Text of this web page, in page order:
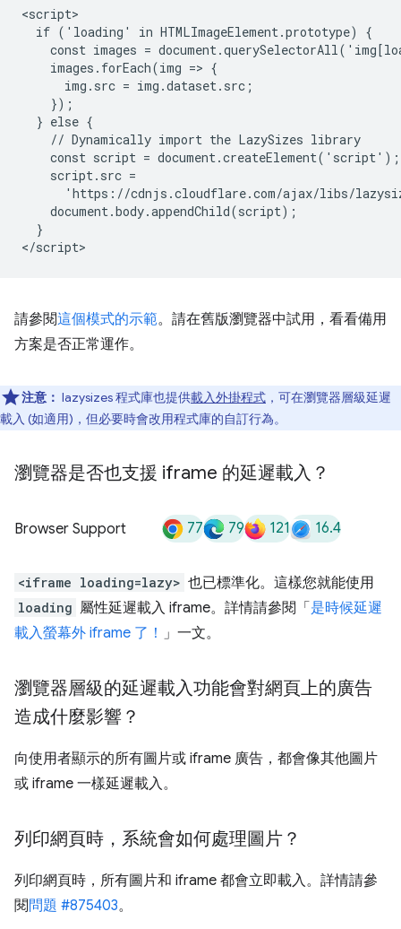
<script>
  if ('loading' in HTMLImageElement.prototype) {
const images =
    images.forEach(img => {
      img.src = img.dataset.src;
    });
  } else {
    // Dynamically import the LazySizes library
    const script = document.createElement('script');
    script.src =
'https://cdnjs.cloudflare.com/ajax/libs/
    document.body.appendChild(script);
  }
請參閱這個模式的示範。請在舊版瀏覽器中試用，看看備用
方案是否正常運作。
注意： lazysizes 程式庫也提供載入外掛程式 ，可在瀏覽器層級延遲
載入 (如適用)，但必要時會改用程式庫的自訂行為。
瀏覽器是否也支援 iframe 的延遲載入？
Browser Support 77 79 121 16.4
<iframe loading=lazy> 也已標準化。這樣您就能使用
loading 屬性延遲載入 iframe。詳情請參閱「是時候延遲
載入螢幕外 iframe 了！ 」一文。
瀏覽器層級的延遲載入功能會對網頁上的廣告
造成什麼影響？
向使用者顯示的所有圖片或 iframe 廣告，都會像其他圖片
或 iframe 一樣延遲載入。
列印網頁時，系統會如何處理圖片？
列印網頁時，所有圖片和 iframe 都會立即載入。詳情請參
閱問題 #875403。